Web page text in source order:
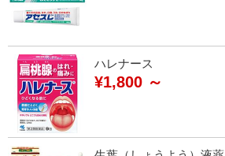
ハレナース
¥1,800 ～